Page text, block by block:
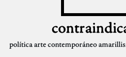
políticaarte contemporáneo